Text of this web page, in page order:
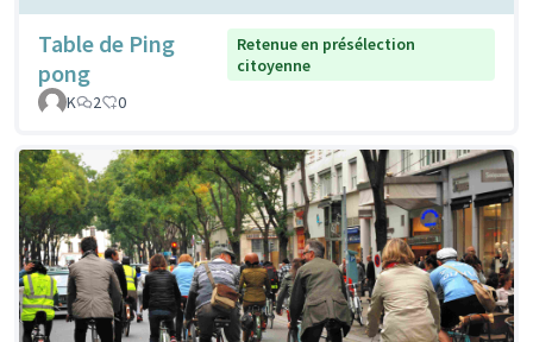
Table de Ping
pong
Retenue en présélection
citoyenne
K
2 0